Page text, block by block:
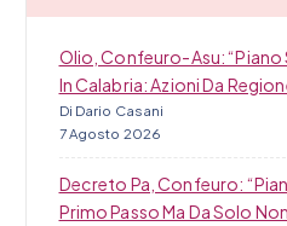
Olio, Confeuro-Asu: “Piano
In Calabria: Azioni Da
Di Dario Casani
7 Agosto 2026
Decreto Pa, Confeuro:
Primo Passo Ma Da Solo